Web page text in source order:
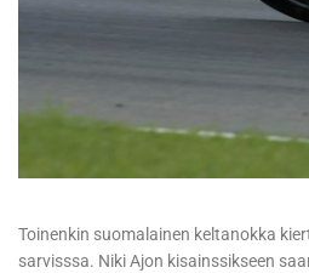
Toinenkin suomalainen keltanokka
sarvisssa. Niki Ajon kisainssikseen